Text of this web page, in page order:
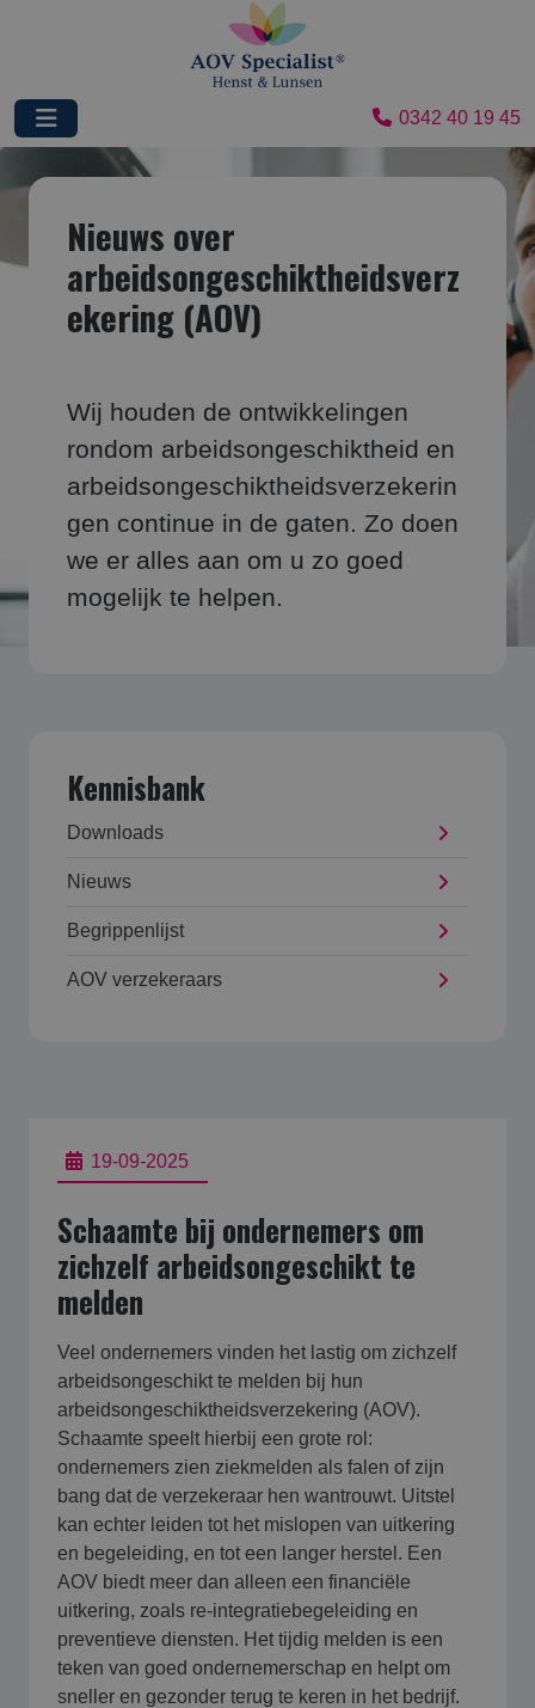
0342 40 19 45
Nieuws over
arbeidsongeschiktheidsverz
ekering (AOV)
Wij houden de ontwikkelingen
rondom arbeidsongeschiktheid en
arbeidsongeschiktheidsverzekerin
gen continue in de gaten. Zo doen
we er alles aan om u zo goed
mogelijk te helpen.
Kennisbank
Downloads
Nieuws
Begrippenlijst
AOV verzekeraars
19-09-2025
Schaamte bij ondernemers om
zichzelf arbeidsongeschikt te
melden
Veel ondernemers vinden het lastig om zichzelf
arbeidsongeschikt te melden bij hun
arbeidsongeschiktheidsverzekering (AOV).
Schaamte speelt hierbij een grote rol:
ondernemers zien ziekmelden als falen of zijn
bang dat de verzekeraar hen wantrouwt. Uitstel
kan echter leiden tot het mislopen van uitkering
en begeleiding, en tot een langer herstel. Een
AOV biedt meer dan alleen een financiële
uitkering, zoals re-integratiebegeleiding en
preventieve diensten. Het tijdig melden is een
teken van goed ondernemerschap en helpt om
sneller en gezonder terug te keren in het bedrijf.